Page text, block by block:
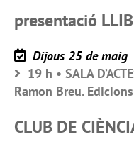
presentació
Dijous 25 de maig
19 h • SALA
Ramon Breu.
CLUB DE